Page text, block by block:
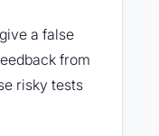
a false
from
risky tests